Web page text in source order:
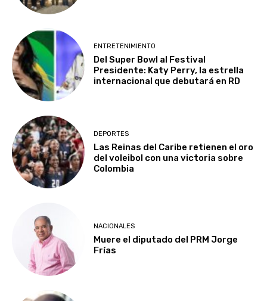
ENTRETENIMIENTO
Del Super Bowl al Festival
Presidente: Katy Perry, la estrella
internacional que debutará en RD
DEPORTES
Las Reinas del Caribe retienen el oro
del voleibol con una victoria sobre
Colombia
NACIONALES
Muere el diputado del PRM Jorge
Frías